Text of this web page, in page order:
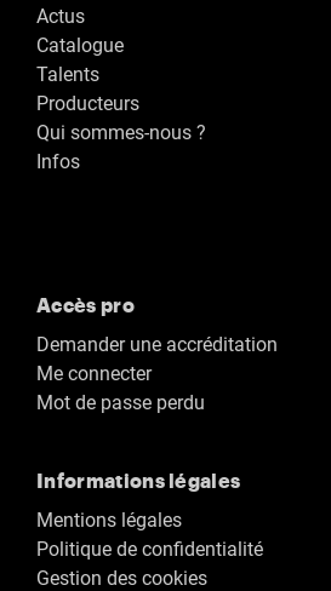
Actus
Catalogue
Talents
Producteurs
Qui sommes-nous ?
Infos
Accès pro
Demander une accréditation
Me connecter
Mot de passe perdu
Informations légales
Mentions légales
Politique de confidentialité
Gestion des cookies